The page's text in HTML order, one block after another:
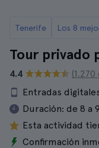
Tenerife
Tour privado
4.4
Entradas
Duración: de 8 a
Esta actividad
Confirmación